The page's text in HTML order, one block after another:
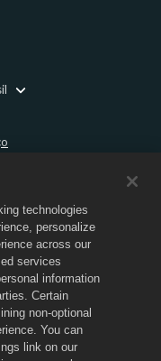
Dragon City são marcas
A Loja do Dragon
apenas para o jogo Dragon
variam por região.
technologies
personalize
across our
services
information
Certain
non-optional
You can
link on our